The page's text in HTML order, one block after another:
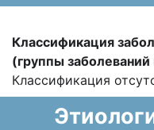
Классификация
(группы
Классификация